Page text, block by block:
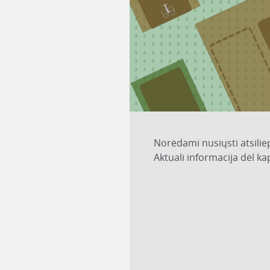
68
1
Norėdami nusiųsti
Aktuali informacija dėl